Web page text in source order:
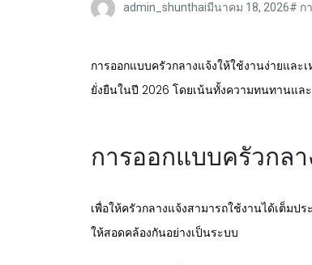
admin_shunthaiมีนาคม 18, 2026# ก
การออกแบบครัวกลางแจ้งให้ใช้งานง่ายแล
ยั่งยืนในปี 2026 โดยเน้นทั้งความทนทานแ
การออกแบบครัวกล
เพื่อให้ครัวกลางแจ้งสามารถใช้งานได้เต็ม
ให้สอดคล้องกันอย่างเป็นระบบ